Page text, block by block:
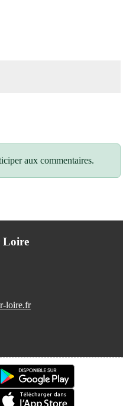
aux commentaires.
Loire
loire.fr